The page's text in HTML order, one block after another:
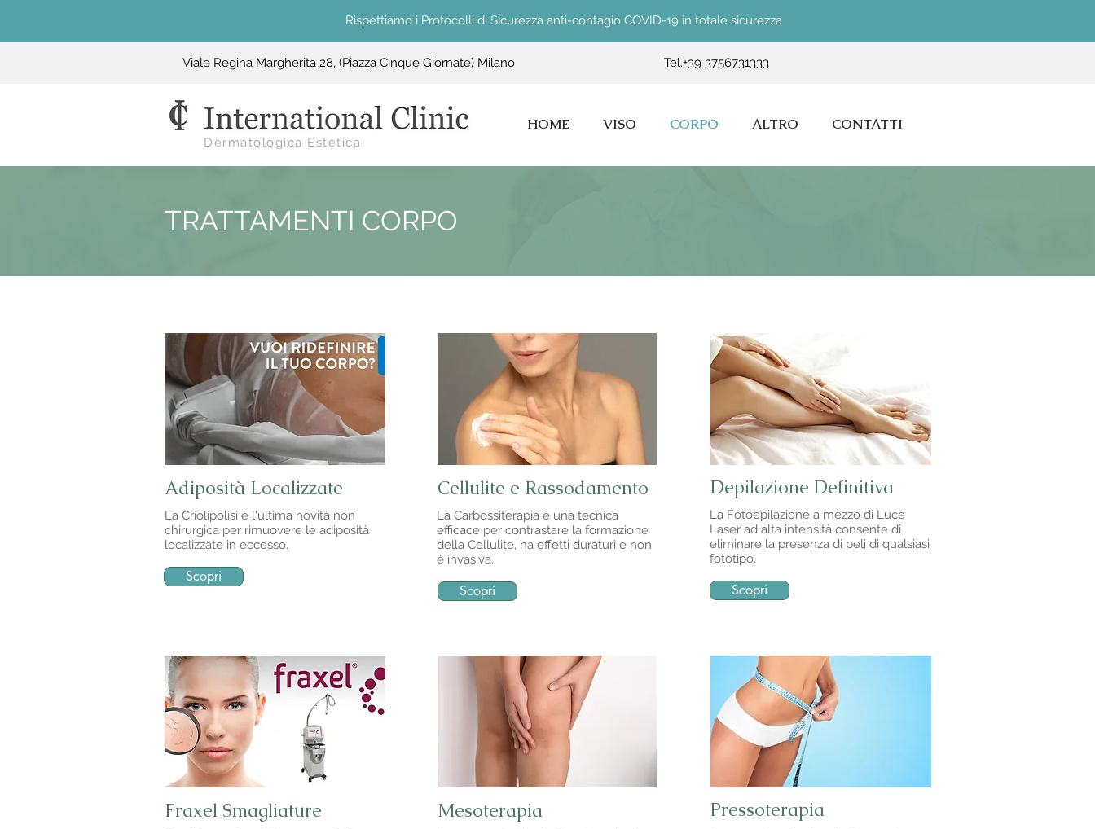
Rispettiamo i Protocolli di Sicurezza anti-contagio COVID-19 in totale sicurezza
Viale Regina Margherita 28, (Piazza Cinque Giornate) Milano Tel.+39 3756731333
Dermatologica Estetica
HOME VISO CORPO ALTRO CONTATTI
TRATTAMENTI CORPO
Adiposità Localizzate
La Criolipolisi è l'ultima novità non
chirurgica per rimuovere le adiposità
localizzate in eccesso.
Scopri
Cellulite e Rassodamento
La Carbossiterapia è una tecnica
efficace per contrastare la formazione
della Cellulite, ha effetti duraturi e non
è invasiva.
Scopri
Depilazione Definitiva
La Fotoepilazione a mezzo di Luce
Laser ad alta intensità consente di
eliminare la presenza di peli di qualsiasi
fototipo.
Scopri
Fraxel Smagliature Mesoterapia Pressoterapia